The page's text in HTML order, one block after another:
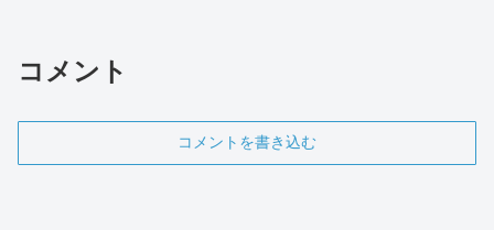
コメント
コメントを書き込む